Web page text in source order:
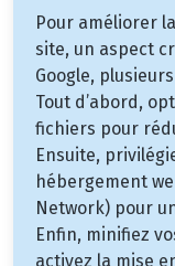
Pour améliorer
site, un aspect
Google,
Tout d’abord,
fichiers pour
Ensuite,
hébergement
Network) pour
Enfin, minifiez
activez la mise